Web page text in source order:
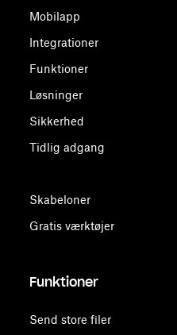
Mobilapp
Integrationer
Funktioner
Løsninger
Sikkerhed
Tidlig adgang
Skabeloner
Gratis værktøjer
Funktioner
Send store filer